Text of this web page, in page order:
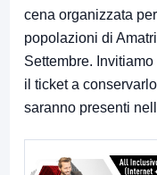
cena organizzata
popolazioni di
Settembre.
il ticket a
saranno presenti